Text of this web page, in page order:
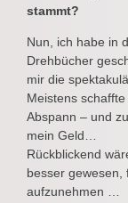
stammt?
Nun, ich habe in
Drehbücher
mir die
Meistens
Abspann – und
mein Geld…
Rückblickend
besser gewesen,
aufzunehmen …